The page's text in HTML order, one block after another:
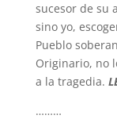
sucesor de su
sino yo,
Pueblo
Originario, no
a la tragedia.
………